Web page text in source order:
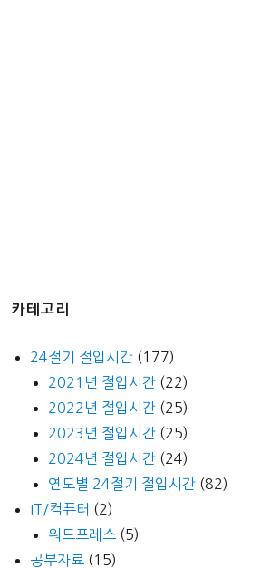
카테고리
24절기 절입시간 (177)
2021년 절입시간 (22)
2022년 절입시간 (25)
2023년 절입시간 (25)
2024년 절입시간 (24)
연도별 24절기 절입시간 (82)
IT/컴퓨터 (2)
워드프레스 (5)
공부자료 (15)